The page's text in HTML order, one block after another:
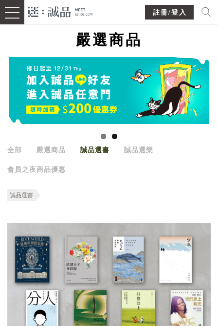
註冊/登入
嚴選商品
全部 嚴選商品 誠品選書 誠品選樂
會員之夜商品優惠
誠品選書